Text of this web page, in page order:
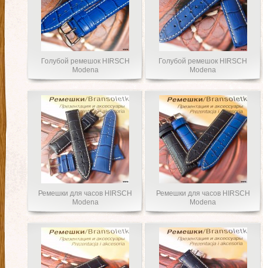
Голубой ремешок HIRSCH
Modena
Голубой ремешок HIRSCH
Modena
Ремешки для часов HIRSCH
Modena
Ремешки для часов HIRSCH
Modena